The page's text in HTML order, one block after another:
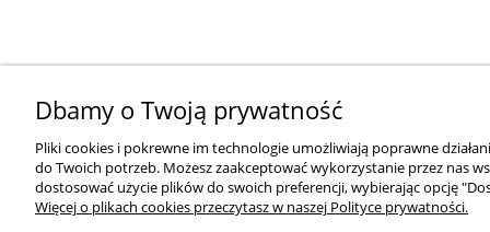
Dbamy o Twoją prywatność
Pliki cookies i pokrewne im technologie umożliwiają poprawne
do Twoich potrzeb. Możesz zaakceptować wykorzystanie przez nas
dostosować użycie plików do swoich preferencji, wybierając opcję
Więcej o plikach cookies przeczytasz w naszej Polityce prywatności.